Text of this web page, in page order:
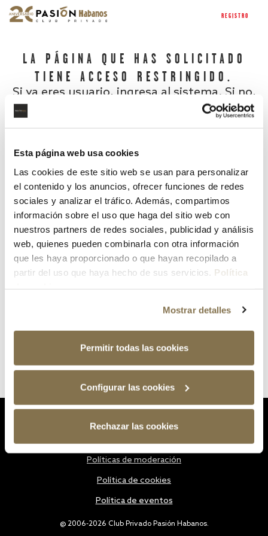
Esta página web usa cookies
Las cookies de este sitio web se usan para personalizar
el contenido y los anuncios, ofrecer funciones de redes
sociales y analizar el tráfico. Además, compartimos
información sobre el uso que haga del sitio web con
nuestros partners de redes sociales, publicidad y análisis
web, quienes pueden combinarla con otra información
que les haya proporcionado o que hayan recopilado a
partir del uso que haya hecho de sus servicios. Política
Mostrar detalles
Permitir todas las cookies
Configurar las cookies
Rechazar las cookies
REGISTRO
LA PÁGINA QUE HAS SOLICITADO
TIENE ACCESO RESTRINGIDO.
Si ya eres usuario, ingresa al sistema. Si no,
¿Has olvidado tu contraseña?
@ 2006-2026 Club Privado Pasión Habanos.
Políticas de moderación
Política de cookies
Política de eventos